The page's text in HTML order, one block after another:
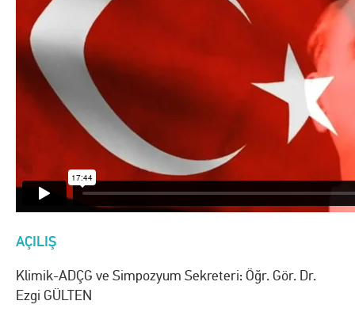
AÇILIŞ
Klimik-ADÇG ve Simpozyum Sekreteri: Öğr. Gör. Dr.
Ezgi GÜLTEN